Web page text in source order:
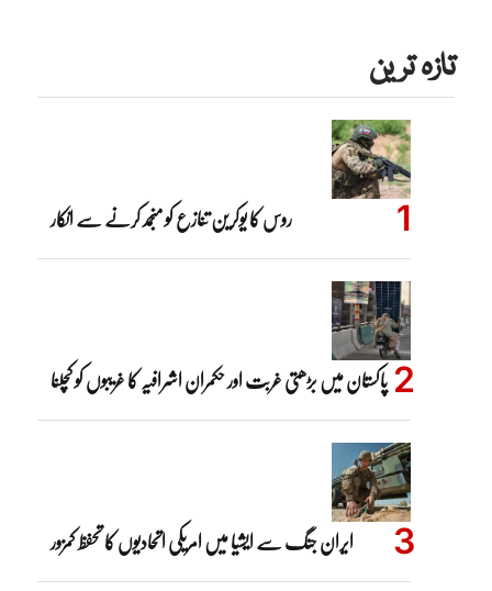
تازہ ترین
روس کا یوکرین تنازع کو منجمد کرنے سے انکار
پاکستان میں بڑھتی غربت اور حکمران اشرافیہ کا غریبوں کو کچلنا
ایران جنگ سے ایشیا میں امریکی اتحادیوں کا تحفظ کمزور